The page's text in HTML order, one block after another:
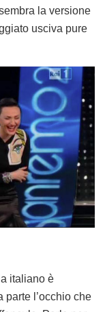
la versione
usciva pure
italiano è
parte l’occhio che